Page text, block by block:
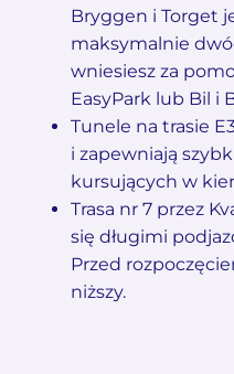
Bryggen i Torget
maksymalnie
wniesiesz za
EasyPark lub Bil i
Tunele na trasie
i zapewniają
kursujących w
Trasa nr 7 przez
się długimi
Przed
niższy.